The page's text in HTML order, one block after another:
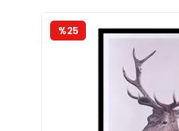
%25